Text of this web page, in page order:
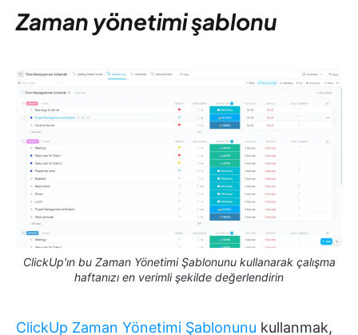
Zaman yönetimi şablonu
ClickUp'ın bu Zaman Yönetimi Şablonunu kullanarak çalışma
haftanızı en verimli şekilde değerlendirin
ClickUp Zaman Yönetimi Şablonunu kullanmak,